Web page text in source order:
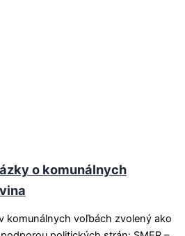
o komunálnych
komunálnych voľbách zvolený ako